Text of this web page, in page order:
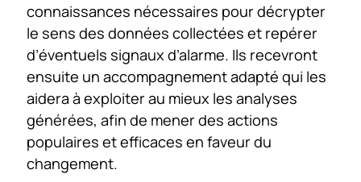
connaissances nécessaires pour décrypter
le sens des données collectées et repérer
d’éventuels signaux d’alarme. Ils recevront
ensuite un accompagnement adapté qui les
aidera à exploiter au mieux les analyses
générées, afin de mener des actions
populaires et efficaces en faveur du
changement.